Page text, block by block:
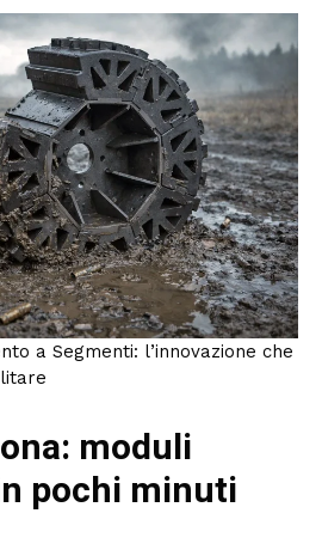
a Segmenti: l’innovazione che
moduli
pochi minuti